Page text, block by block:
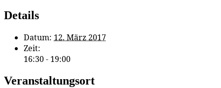
Details
Datum: 12. März 2017
Zeit:
16:30 - 19:00
Veranstaltungsort